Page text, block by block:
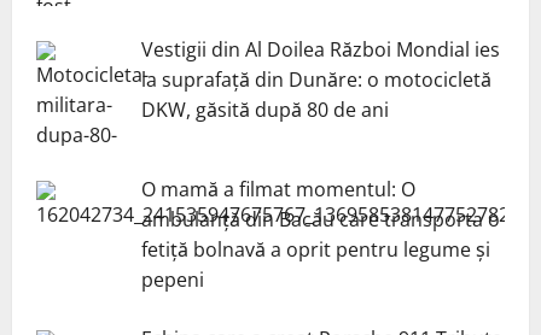
Vestigii din Al Doilea Război Mondial ies
la suprafață din Dunăre: o motocicletă
DKW, găsită după 80 de ani
O mamă a filmat momentul: O
ambulanță din Bacău care transporta o
fetiță bolnavă a oprit pentru legume și
pepeni